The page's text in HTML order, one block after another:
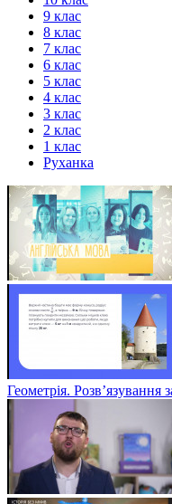
9 клас
8 клас
7 клас
6 клас
5 клас
4 клас
3 клас
2 клас
1 клас
Руханка
Геометрія. Розв’язування